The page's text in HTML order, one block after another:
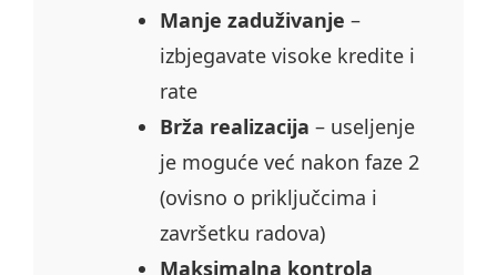
Manje zaduživanje –
izbjegavate visoke kredite i
rate
Brža realizacija – useljenje
je moguće već nakon faze 2
(ovisno o priključcima i
završetku radova)
Maksimalna kontrola